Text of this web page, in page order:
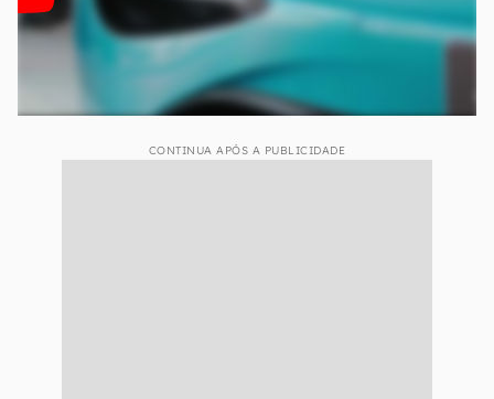
CONTINUA APÓS A PUBLICIDADE